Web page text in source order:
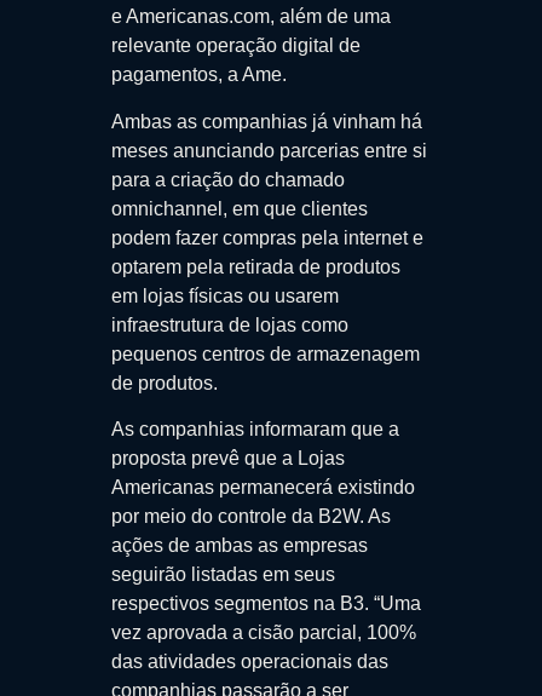
e Americanas.com, além de uma
relevante operação digital de
pagamentos, a Ame.
Ambas as companhias já vinham há
meses anunciando parcerias entre si
para a criação do chamado
omnichannel, em que clientes
podem fazer compras pela internet e
optarem pela retirada de produtos
em lojas físicas ou usarem
infraestrutura de lojas como
pequenos centros de armazenagem
de produtos.
As companhias informaram que a
proposta prevê que a Lojas
Americanas permanecerá existindo
por meio do controle da B2W. As
ações de ambas as empresas
seguirão listadas em seus
respectivos segmentos na B3. “Uma
vez aprovada a cisão parcial, 100%
das atividades operacionais das
companhias passarão a ser